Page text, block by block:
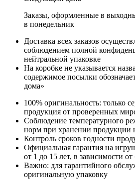
Заказы, оформленные в
в понедельник
Доставка всех заказов
соблюдением полной
нейтральной упаковке
На коробке не указывается
содержимое посылки
дома»
100% оригинальность: только
продукция от проверенных
Соблюдение температурного
норм при хранении продукции
Контроль сроков годности
Официальная гарантия на
от 1 до 15 лет, в зависимости
Важно: для гарантийного
оригинальную упаковку